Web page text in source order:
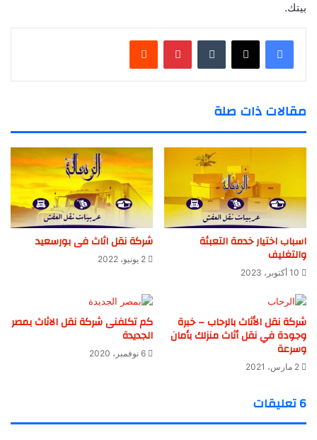
بيتك.
بينتيريست
مقالات ذات صلة
اسباب اختيار خدمة التعبئة
والتغليف
10 أكتوبر، 2023
شركة نقل اثاث فى بورسعيد
2 يونيو، 2022
شركة نقل الأثاث بالرحاب – خبرة
وجودة في نقل أثاث منزلك بأمان
وسرعة
2 مارس، 2021
كم تكلفنى شركة نقل الاثاث بمصر
الجديدة
6 نوفمبر، 2020
‫6 تعليقات